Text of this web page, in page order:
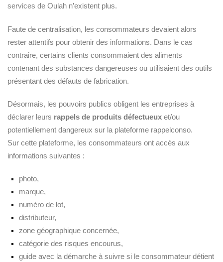
services de Oulah n’existent plus.
Faute de centralisation, les consommateurs devaient alors
rester attentifs pour obtenir des informations. Dans le cas
contraire, certains clients consommaient des aliments
contenant des substances dangereuses ou utilisaient des outils
présentant des défauts de fabrication.
Désormais, les pouvoirs publics obligent les entreprises à
déclarer leurs rappels de produits défectueux et/ou
potentiellement dangereux sur la plateforme rappelconso.
Sur cette plateforme, les consommateurs ont accès aux
informations suivantes :
photo,
marque,
numéro de lot,
distributeur,
zone géographique concernée,
catégorie des risques encourus,
guide avec la démarche à suivre si le consommateur détient